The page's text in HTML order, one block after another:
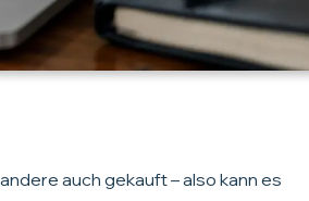
auch gekauft – also kann es